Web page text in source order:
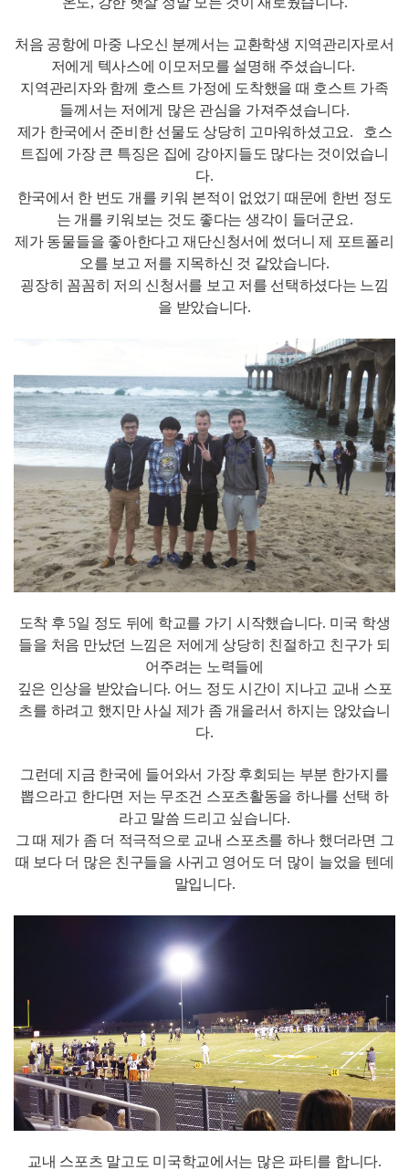
처음 공항에 마중 나오신 분께서는 교환학생 지역관리자로서
저에게 텍사스에 이모저모를 설명해 주셨습니다.
지역관리자와 함께 호스트 가정에 도착했을 때 호스트 가족
들께서는 저에게 많은 관심을 가져주셨습니다.
제가 한국에서 준비한 선물도 상당히 고마워하셨고요. 호스
트집에 가장 큰 특징은 집에 강아지들도 많다는 것이었습니
다.
한국에서 한 번도 개를 키워 본적이 없었기 때문에 한번 정도
는 개를 키워보는 것도 좋다는 생각이 들더군요.
제가 동물들을 좋아한다고 재단신청서에 썼더니 제 포트폴리
오를 보고 저를 지목하신 것 같았습니다.
굉장히 꼼꼼히 저의 신청서를 보고 저를 선택하셨다는 느낌
을 받았습니다.
도착 후 5일 정도 뒤에 학교를 가기 시작했습니다. 미국 학생
들을 처음 만났던 느낌은 저에게 상당히 친절하고 친구가 되
어주려는 노력들에
깊은 인상을 받았습니다. 어느 정도 시간이 지나고 교내 스포
츠를 하려고 했지만 사실 제가 좀 개을러서 하지는 않았습니
다.
그런데 지금 한국에 들어와서 가장 후회되는 부분 한가지를
뽑으라고 한다면 저는 무조건 스포츠활동을 하나를 선택 하
라고 말씀 드리고 싶습니다.
그 때 제가 좀 더 적극적으로 교내 스포츠를 하나 했더라면 그
때 보다 더 많은 친구들을 사귀고 영어도 더 많이 늘었을 텐데
말입니다.
교내 스포츠 말고도 미국학교에서는 많은 파티를 합니다.